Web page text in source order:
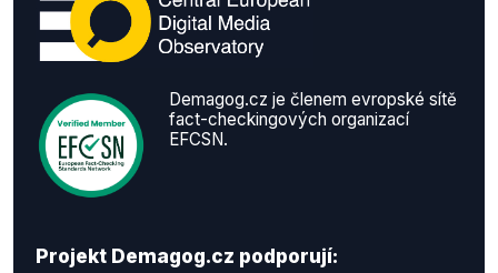
Demagog.cz je členem evropské sítě
fact-checkingových organizací
EFCSN.
Projekt Demagog.cz podporují: